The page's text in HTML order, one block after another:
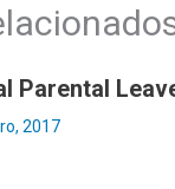
Parental
2017